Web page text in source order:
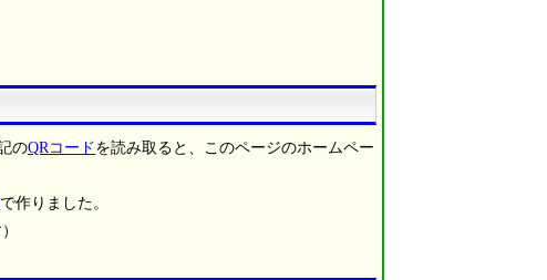
のQRコード を読み取ると、このページのホームペー
で作りました。